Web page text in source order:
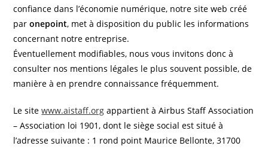
confiance dans l’économie numérique, notre site web créé
paronepoint, met à disposition du public les informations
concernant notre entreprise.
Éventuellement modifiables, nous vous invitons donc à
consulter nos mentions légales le plus souvent possible, de
manière à en prendre connaissance fréquemment.
Le sitewww.aistaff.org appartient à Airbus Staff Association
– Association loi 1901, dont le siège social est situé à
l’adresse suivante : 1 rond point Maurice Bellonte, 31700